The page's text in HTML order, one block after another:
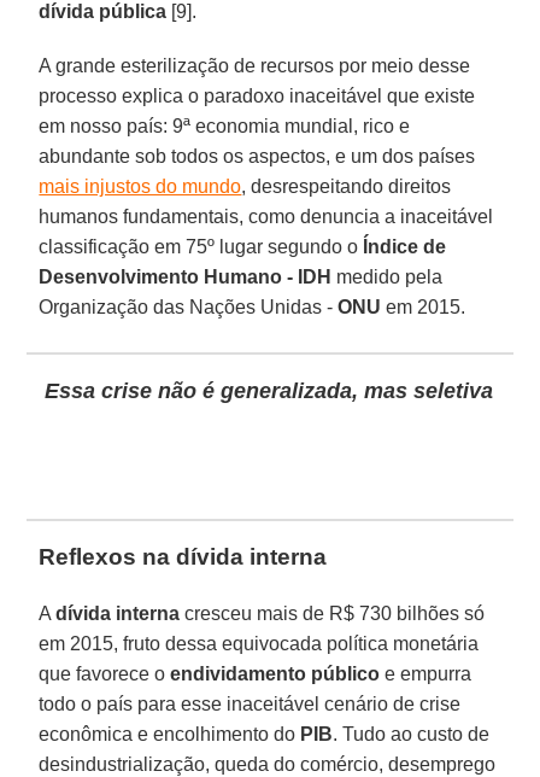
dívida pública [9].
A grande esterilização de recursos por meio desse
processo explica o paradoxo inaceitável que existe
em nosso país: 9ª economia mundial, rico e
abundante sob todos os aspectos, e um dos países
mais injustos do mundo, desrespeitando direitos
humanos fundamentais, como denuncia a inaceitável
classificação em 75º lugar segundo o Índice de
Desenvolvimento Humano - IDH medido pela
Organização das Nações Unidas -ONU em 2015.
Essa crise não é generalizada, mas seletiva
Reflexos na dívida interna
Adívida interna cresceu mais de R$ 730 bilhões só
em 2015, fruto dessa equivocada política monetária
que favorece oendividamento público e empurra
todo o país para esse inaceitável cenário de crise
econômica e encolhimento do PIB. Tudo ao custo de
desindustrialização, queda do comércio, desemprego